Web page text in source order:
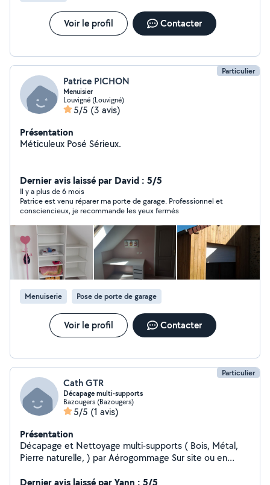
Voir le profil Contacter
Particulier
Patrice PICHON
Menuisier
Louvigné (Louvigné)
5/5 (3 avis)
Présentation
Méticuleux Posé Sérieux.
Dernier avis laissé par David : 5/5
Il y a plus de 6 mois
Patrice est venu réparer ma porte de garage. Professionnel et
consciencieux, je recommande les yeux fermés
Menuiserie Pose de porte de garage
Voir le profil Contacter
Particulier
Cath GTR
Décapage multi-supports
Bazougers (Bazougers)
5/5 (1 avis)
Présentation
Décapage et Nettoyage multi-supports ( Bois, Métal,
Pierre naturelle, ) par Aérogommage Sur site ou en
de 50 km
Dernier avis laissé par Yann : 5/5